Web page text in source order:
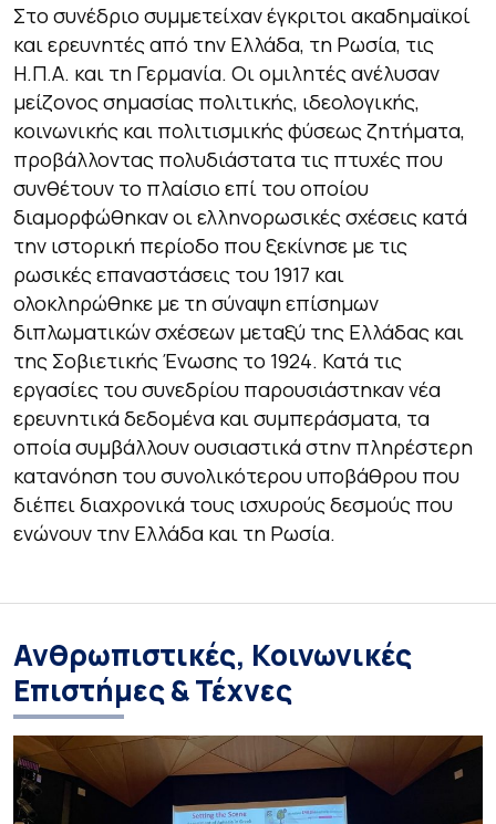
Στο συνέδριο συμμετείχαν έγκριτοι ακαδημαϊκοί
και ερευνητές από την Ελλάδα, τη Ρωσία, τις
Η.Π.Α. και τη Γερμανία. Οι ομιλητές ανέλυσαν
μείζονος σημασίας πολιτικής, ιδεολογικής,
κοινωνικής και πολιτισμικής φύσεως ζητήματα,
προβάλλοντας πολυδιάστατα τις πτυχές που
συνθέτουν το πλαίσιο επί του οποίου
διαμορφώθηκαν οι ελληνορωσικές σχέσεις κατά
την ιστορική περίοδο που ξεκίνησε με τις
ρωσικές επαναστάσεις του 1917 και
ολοκληρώθηκε με τη σύναψη επίσημων
διπλωματικών σχέσεων μεταξύ της Ελλάδας και
της Σοβιετικής Ένωσης το 1924. Κατά τις
εργασίες του συνεδρίου παρουσιάστηκαν νέα
ερευνητικά δεδομένα και συμπεράσματα, τα
οποία συμβάλλουν ουσιαστικά στην πληρέστερη
κατανόηση του συνολικότερου υποβάθρου που
διέπει διαχρονικά τους ισχυρούς δεσμούς που
ενώνουν την Ελλάδα και τη Ρωσία.
Ανθρωπιστικές, Κοινωνικές
Επιστήμες & Τέχνες